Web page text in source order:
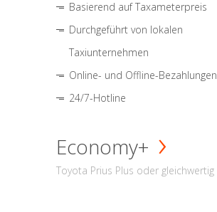
Basierend auf Taxameterpreis
Durchgeführt von lokalen
Taxiunternehmen
Online- und Offline-Bezahlungen
24/7-Hotline
Economy+
Toyota Prius Plus oder gleichwertig